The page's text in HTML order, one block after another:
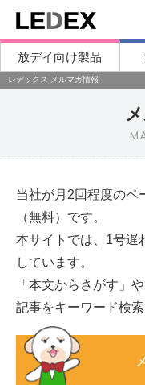
放デイ向け製品
レデックス メルマガ情報
当社が月2回程度のペ
（無料）です。
本サイトでは、1号遅
しています。
「本文からさがす」
記事をキーワード検索